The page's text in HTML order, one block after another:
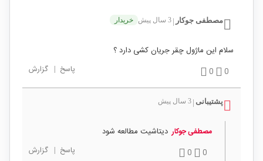
مصطفی جوکار 3 سال پیش خریدار
سلام این ماژول چقر جریان کشی دارد ؟
0
0 پاسخ | گزارش
پشتیبانی 3 سال پیش
مصطفی جوکار دیتاشیت مطالعه شود
0
0 پاسخ | گزارش